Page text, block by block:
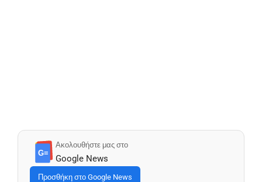
G≡
Ακολουθήστε μας στο
Google News
Προσθήκη στο Google News